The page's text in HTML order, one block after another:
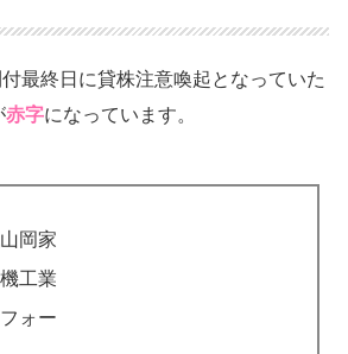
最終日に貸株注意喚起となっていた
赤字になっています。
岡家
工業
ォー